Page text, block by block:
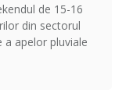
de 15-16
din sectorul
a apelor pluviale